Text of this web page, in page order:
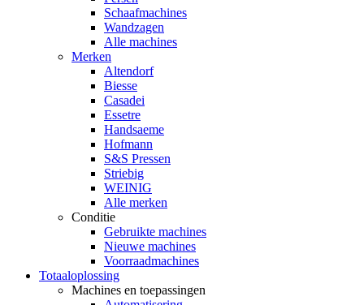
Schaafmachines
Wandzagen
Alle machines
Merken
Altendorf
Biesse
Casadei
Essetre
Handsaeme
Hofmann
S&S Pressen
Striebig
WEINIG
Alle merken
Conditie
Gebruikte machines
Nieuwe machines
Voorraadmachines
Totaaloplossing
Machines en toepassingen